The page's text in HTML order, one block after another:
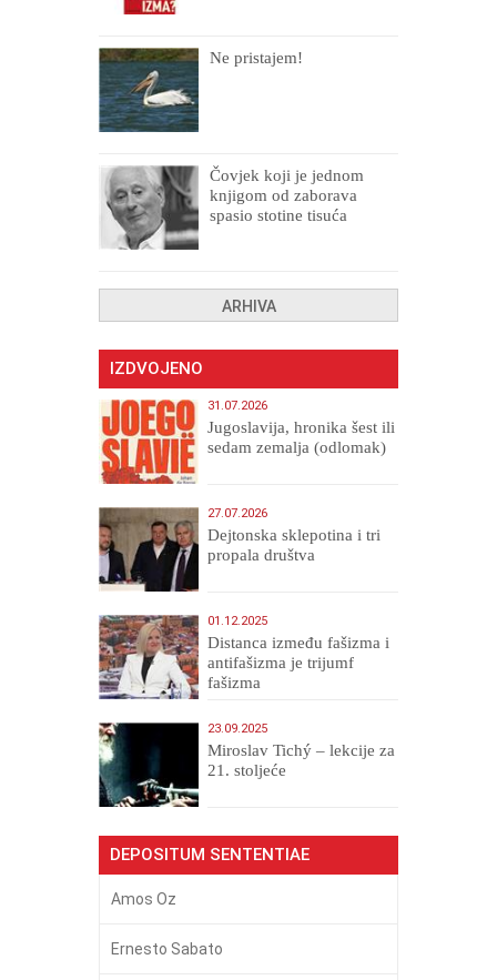
Ne pristajem!
Čovjek koji je jednom
knjigom od zaborava
spasio stotine tisuća
ARHIVA
IZDVOJENO
31.07.2026
Jugoslavija, hronika šest ili
sedam zemalja (odlomak)
27.07.2026
Dejtonska sklepotina i tri
propala društva
01.12.2025
Distanca između fašizma i
antifašizma je trijumf
fašizma
23.09.2025
Miroslav Tichý – lekcije za
21. stoljeće
DEPOSITUM SENTENTIAE
Amos Oz
Ernesto Sabato